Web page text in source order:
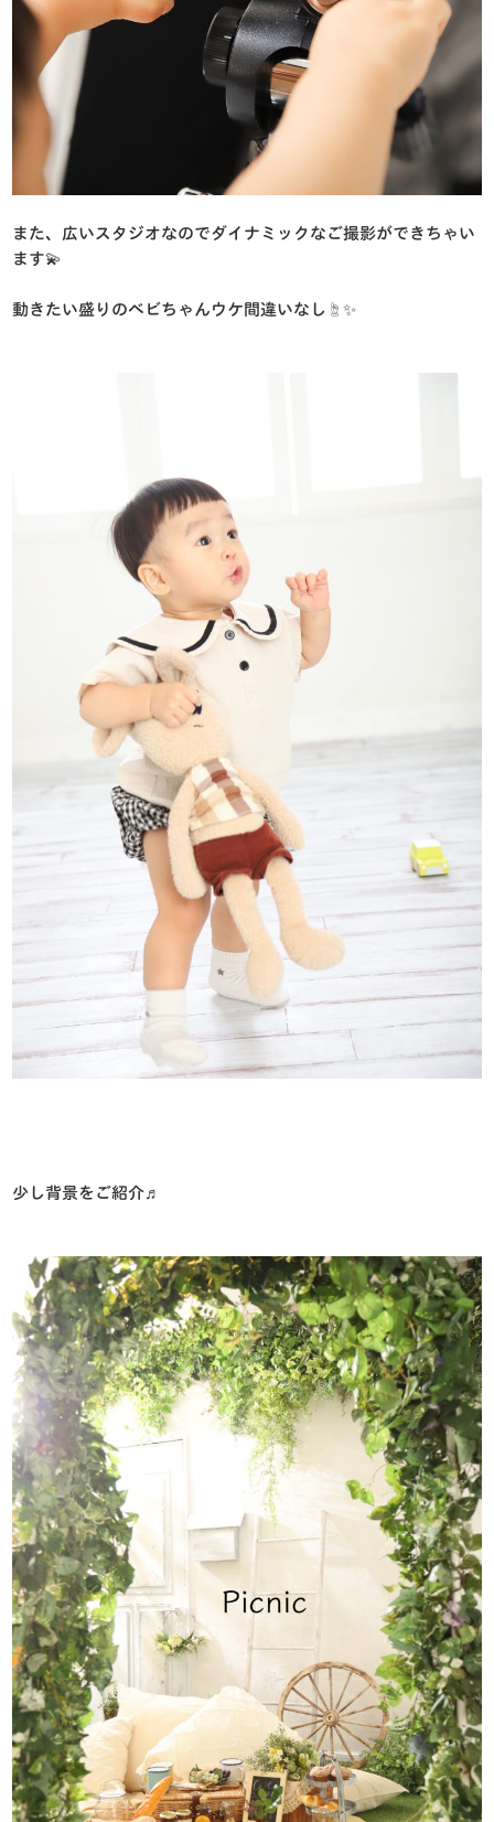
また、広いスタジオなのでダイナミックなご撮影ができちゃい
ます💫
動きたい盛りのベビちゃんウケ間違いなし☝️✨
少し背景をご紹介♬